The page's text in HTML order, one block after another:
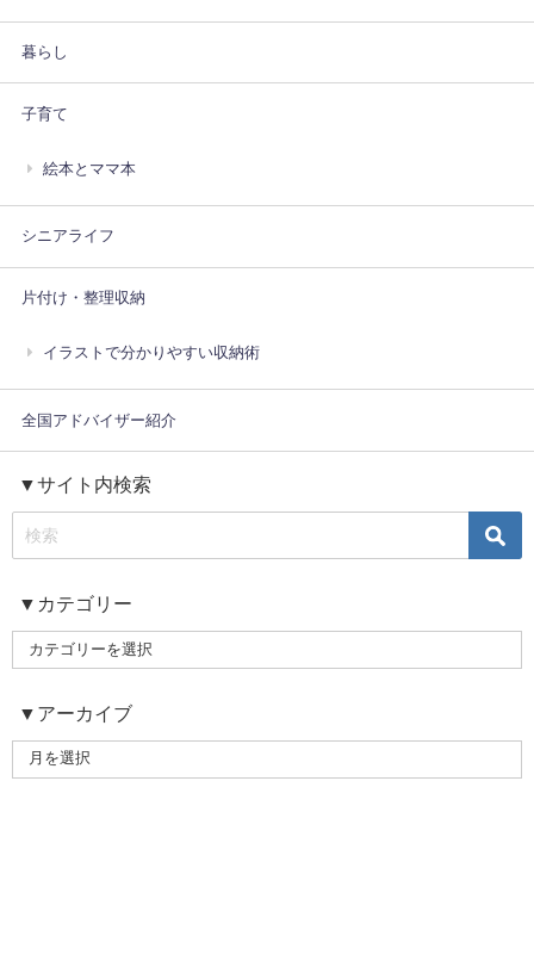
暮らし
子育て
絵本とママ本
シニアライフ
片付け・整理収納
イラストで分かりやすい収納術
全国アドバイザー紹介
▼サイト内検索
▼カテゴリー
▼アーカイブ